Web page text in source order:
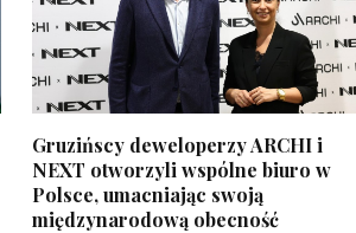
Gruzińscy deweloperzy ARCHI i
NEXT otworzyli wspólne biuro w
Polsce, umacniając swoją
międzynarodową obecność